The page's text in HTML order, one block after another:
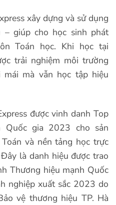
xây dựng và sử dụng
– giúp cho học sinh phát
Toán học. Khi học tại
trải nghiệm môi trường
mà vẫn học tập hiệu
được vinh danh Top
Quốc gia 2023 cho sản
và nền tảng học trực
là danh hiệu được trao
Thương hiệu mạnh Quốc
nghiệp xuất sắc 2023 do
vệ thương hiệu TP. Hà